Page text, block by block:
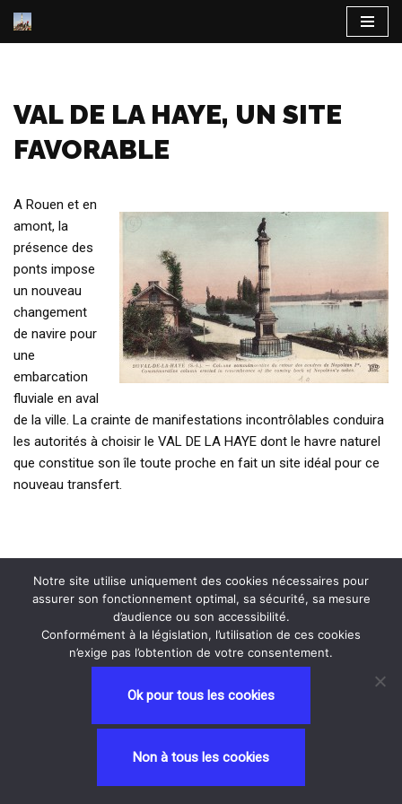
Aller
VAL DE LA HAYE, UN SITE
FAVORABLE
A Rouen et en
amont, la
présence des
ponts impose
un nouveau
changement
de navire pour
une
embarcation
fluviale en aval
de la ville. La crainte de manifestations incontrôlables conduira
les autorités à choisir le VAL DE LA HAYE dont le havre naturel
que constitue son île toute proche en fait un site idéal pour ce
nouveau transfert.
Neve| Propulsé par WordPress
Privacy and Terms contactez nous
Notre site utilise uniquement des cookies nécessaires pour
assurer son fonctionnement optimal, sa sécurité, sa mesure
d’audience ou son accessibilité.
Conformément à la législation, l’utilisation de ces cookies
n’exige pas l’obtention de votre consentement.
Ok pour tous les cookies
Non à tous les cookies